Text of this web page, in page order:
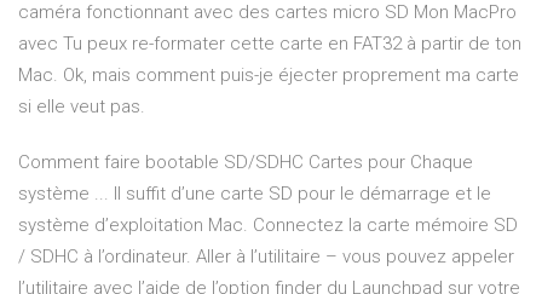
caméra fonctionnant avec des cartes micro SD Mon MacPro
avec Tu peux re-formater cette carte en FAT32 à partir de ton
Mac. Ok, mais comment puis-je éjecter proprement ma carte
si elle veut pas.
Comment faire bootable SD/SDHC Cartes pour Chaque
système ... Il suffit d’une carte SD pour le démarrage et le
système d’exploitation Mac. Connectez la carte mémoire SD
/ SDHC à l’ordinateur. Aller à l’utilitaire – vous pouvez appeler
l’utilitaire avec l’aide de l’option finder du Launchpad sur votre